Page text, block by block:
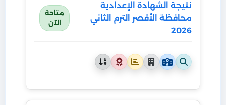
نتيجة الشهادة الإعدادية
محافظة الأقصر الترم الثاني
2026
متاحة
الآن